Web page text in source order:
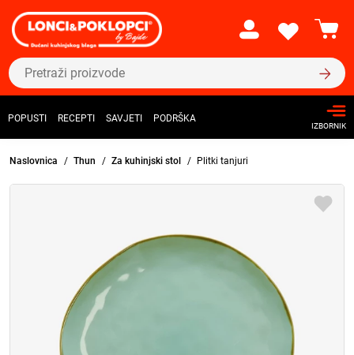
POPUSTI RECEPTI SAVJETI PODRŠKA
IZBORNIK
Naslovnica Thun Za kuhinjski stol Plitki tanjuri